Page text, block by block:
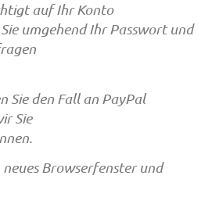
auf Ihr Konto
umgehend Ihr Passwort und
Sie den Fall an PayPal
Sie
neues Browserfenster und